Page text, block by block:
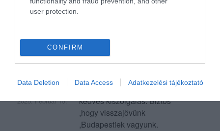
user protection.
CONFIRM
Data Deletion Data Access Adatkezelési tájékoztató
2025. Február 15.
Csak ajánlani tudom a
helyet!Nagyon barátságos ,
kedves hely. Friss és minőségi
a sütemény , finom kávé,
kedves kiszolgálás. Biztos
,hogy visszajövünk
,Budapestiek vagyunk.